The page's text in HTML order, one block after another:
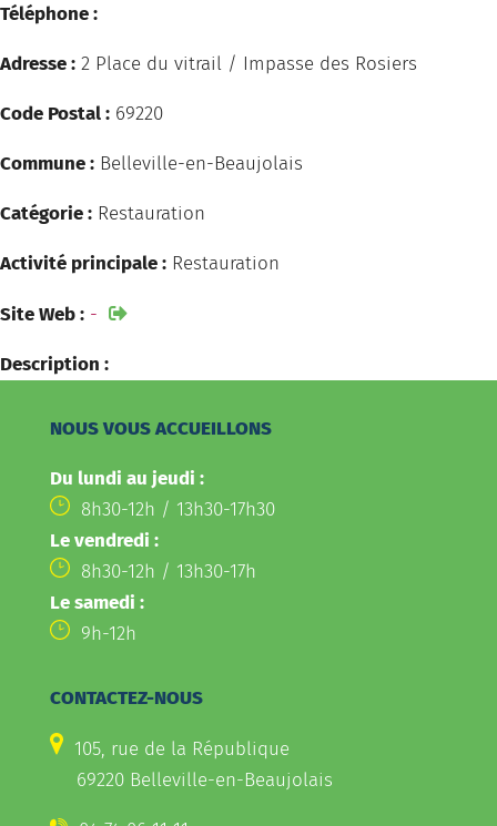
Téléphone :
Adresse : 2 Place du vitrail / Impasse des Rosiers
Code Postal : 69220
Commune : Belleville-en-Beaujolais
Catégorie : Restauration
Activité principale : Restauration
Site Web : -
Description :
NOUS VOUS ACCUEILLONS
Du lundi au jeudi :
8h30-12h / 13h30-17h30
Le vendredi :
8h30-12h / 13h30-17h
Le samedi :
9h-12h
CONTACTEZ-NOUS
105, rue de la République
69220 Belleville-en-Beaujolais